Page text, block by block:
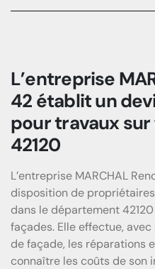
L’entreprise
42 établit un
pour travaux
42120
L’entreprise MARCHAL
disposition de
dans le département
façades. Elle effectue,
de façade, les réparations
connaître les coûts de son